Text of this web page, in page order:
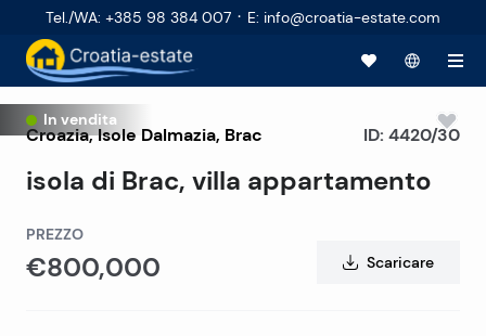
Tel./WA: +385 98 384 007 · E: info@croatia-estate.com
In vendita
Croazia,Isole Dalmazia, Brac
isola di Brac, villa appartamento
ID: 4420/30
PREZZO
€800,000 Scaricare